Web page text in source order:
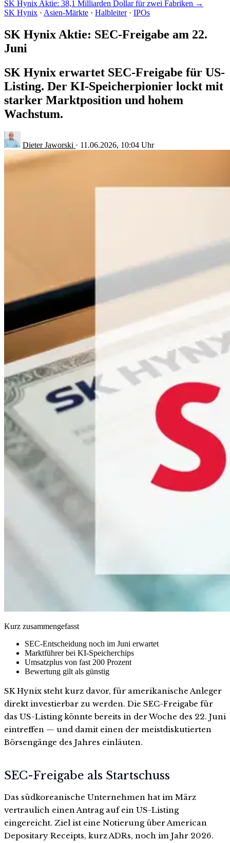
SK Hynix Aktie: 38,1 Milliarden Dollar für zwei Fabriken →
SK Hynix · Asien-Märkte · Halbleiter · IPOs
SK Hynix Aktie: SEC-Freigabe am 22.
Juni
SK Hynix erwartet SEC-Freigabe für US-
Listing. Der KI-Speicherpionier lockt mit
starker Marktposition und hohem
Wachstum.
Dieter Jaworski · 11.06.2026, 10:04 Uhr
Kurz zusammengefasst
SEC-Entscheidung noch im Juni erwartet
Marktführer bei KI-Speicherchips
Umsatzplus von fast 200 Prozent
Bewertung gilt als günstig
SK Hynix steht kurz davor, für amerikanische Anleger
direkt investierbar zu werden. Die SEC-Freigabe für
das US-Listing könnte bereits in der Woche des 22. Juni
eintreffen — und damit einen der meistdiskutierten
Börsengänge des Jahres einläuten.
SEC-Freigabe als Startschuss
Das südkoreanische Unternehmen hat im März
vertraulich einen Antrag auf ein US-Listing
eingereicht. Ziel ist eine Notierung über American
Depositary Receipts, kurz ADRs, noch im Jahr 2026.